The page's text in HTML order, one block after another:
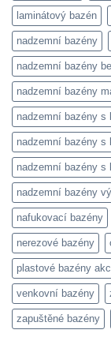
laminátový bazén
nadzemní bazény
nadzemní bazény
nadzemní bazény
nadzemní bazény s
nadzemní bazény
nadzemní bazény s
nadzemní bazény
nafukovací bazény
nerezové bazény
plastové bazény
venkovní bazény
zapuštěné bazény